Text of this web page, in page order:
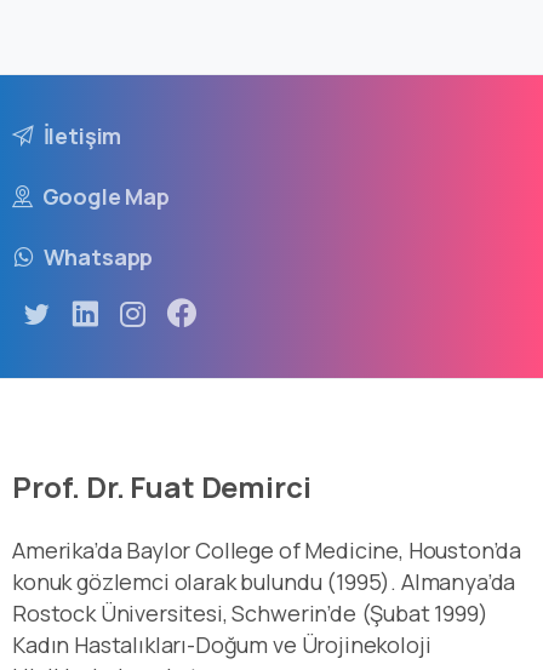
İletişim
Google Map
Whatsapp
Prof. Dr. Fuat Demirci
Amerika’da Baylor College of Medicine, Houston’da
konuk gözlemci olarak bulundu (1995). Almanya’da
Rostock Üniversitesi, Schwerin’de (Şubat 1999)
Kadın Hastalıkları-Doğum ve Ürojinekoloji